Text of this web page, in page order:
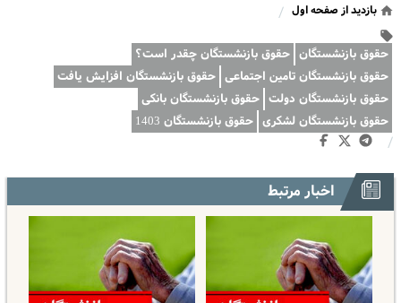
بازدید از صفحه اول /
حقوق بازنشستگان حقوق بازنشستگان چقدر است؟
حقوق بازنشستگان تامین اجتماعی حقوق بازنشستگان افزایش یافت
حقوق بازنشستگان دولت حقوق بازنشستگان بانکی
حقوق بازنشستگان لشکری حقوق بازنشستگان 1403
/
اخبار مرتبط